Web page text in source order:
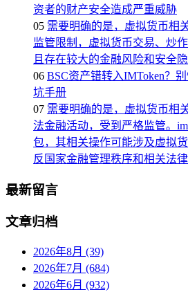
资者的财产安全造成严重威胁
05 需要明确的是，虚拟货币相
监管限制，虚拟货币交易、炒
且存在较大的金融风险和安全
06 BSC资产错转入IMToken？
坑手册
07 需要明确的是，虚拟货币相
法金融活动，受到严格监管。
包，其相关操作可能涉及虚拟
反国家金融管理秩序和相关法
最新留言
文章归档
2026年8月 (39)
2026年7月 (684)
2026年6月 (932)